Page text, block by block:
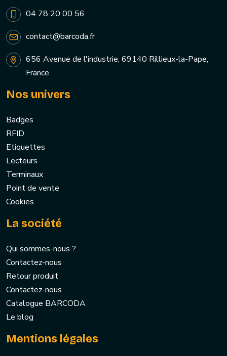
04 78 20 00 56
contact@barcoda.fr
656 Avenue de l'industrie, 69140 Rillieux-la-Pape,
France
Nos univers
Badges
RFID
Etiquettes
Lecteurs
Terminaux
Point de vente
Cookies
La société
Qui sommes-nous ?
Contactez-nous
Retour produit
Contactez-nous
Catalogue BARCODA
Le blog
Mentions légales